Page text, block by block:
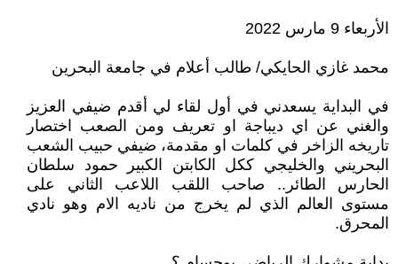
الأربعاء 9 مارس 2022
محمد غازي الحايكي/ طالب أعلام في جامعة البحرين
في البداية يسعدني في أول لقاء لي أقدم ضيفي العزيز
والغني عن اي ديباجة او تعريف ومن الصعب اختصار
تاريخه الزاخر في كلمات او مقدمة، ضيفي حبيب الشعب
البحريني والخليجي ككل الكابتن الكبير حمود سلطان
الحارس الطائر.. صاحب اللقب اللاعب الثاني على
مستوى العالم الذي لم يخرج من ناديه الام وهو نادي
المحرق.